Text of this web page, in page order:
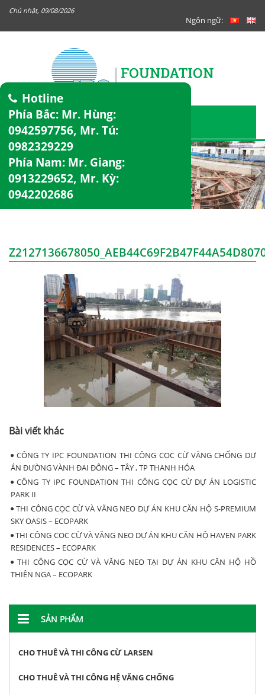
Chủ nhật, 09/08/2026
Ngôn ngữ:
Hotline
Phía Bắc: Mr. Hùng:
0942597756, Mr. Tú:
0982329229
Phía Nam: Mr. Giang:
0913229652, Mr. Kỳ:
0942202686
Bài viết khác
CÔNG TY IPC FOUNDATION THI CÔNG CỌC CỪ VĂNG CHỐNG DỰ
ÁN ĐƯỜNG VÀNH ĐAI ĐÔNG – TÂY , TP THANH HÓA
CÔNG TY IPC FOUNDATION THI CÔNG CỌC CỪ DỰ ÁN LOGISTIC
PARK II
THI CÔNG CỌC CỪ VÀ VĂNG NEO DỰ ÁN KHU CĂN HỘ S-PREMIUM
SKY OASIS – ECOPARK
THI CÔNG CỌC CỪ VÀ VĂNG NEO DỰ ÁN KHU CĂN HỘ HAVEN PARK
RESIDENCES – ECOPARK
THI CÔNG CỌC CỪ VÀ VĂNG NEO TẠI DỰ ÁN KHU CĂN HỘ HỒ
THIÊN NGA – ECOPARK
SẢN PHẨM
CHO THUÊ VÀ THI CÔNG CỪ LARSEN
CHO THUÊ VÀ THI CÔNG HỆ VĂNG CHỐNG